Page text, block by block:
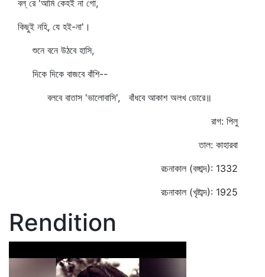
বল্‌ রে 'আমি কেহই না গো,
কিছুই নহি, যে হই-না'।
শুনে বনে উঠবে হাসি,
দিকে দিকে বাজবে বাঁশি--
বলবে বাতাস 'ভালোবাসি', বাঁধবে আকাশ অলখ ডোরে॥
রাগ: পিলু
তাল: কাহারবা
রচনাকাল (বঙ্গাব্দ): 1332
রচনাকাল (খৃষ্টাব্দ): 1925
Rendition